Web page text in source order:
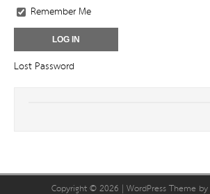
Remember Me
Lost Password
Copyright © 2026 | WordPress Theme by